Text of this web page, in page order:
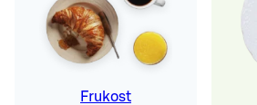
Frukost